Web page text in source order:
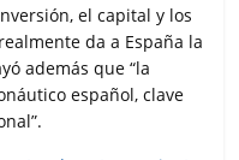
el capital y los
da a España la
además que “la
español, clave